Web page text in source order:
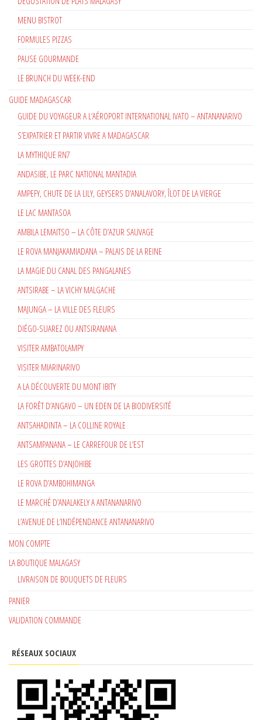
MENU BISTROT
FORMULES PIZZAS
PAUSE GOURMANDE
LE BRUNCH DU WEEK-END
GUIDE MADAGASCAR
GUIDE DU VOYAGEUR A L’AÉROPORT INTERNATIONAL IVATO – ANTANANARIVO
S’EXPATRIER ET PARTIR VIVRE A MADAGASCAR
LA MYTHIQUE RN7
ANDASIBE, LE PARC NATIONAL MANTADIA
AMPEFY, CHUTE DE LA LILY, GEYSERS D’ANALAVORY, ÎLOT DE LA VIERGE
LE LAC MANTASOA
AMBILA LEMAITSO – LA CÔTE D’AZUR SAUVAGE
LE ROVA MANJAKAMIADANA – PALAIS DE LA REINE
LA MAGIE DU CANAL DES PANGALANES
ANTSIRABE – LA VICHY MALGACHE
MAJUNGA – LA VILLE DES FLEURS
DIÉGO-SUAREZ OU ANTSIRANANA
VISITER AMBATOLAMPY
VISITER MIARINARIVO
A LA DÉCOUVERTE DU MONT IBITY
LA FORÊT D’ANGAVO – UN EDEN DE LA BIODIVERSITÉ
ANTSAHADINTA – LA COLLINE ROYALE
ANTSAMPANANA – LE CARREFOUR DE L’EST
LES GROTTES D’ANJOHIBE
LE ROVA D’AMBOHIMANGA
LE MARCHÉ D’ANALAKELY A ANTANANARIVO
L’AVENUE DE L’INDÉPENDANCE ANTANANARIVO
MON COMPTE
LA BOUTIQUE MALAGASY
LIVRAISON DE BOUQUETS DE FLEURS
PANIER
VALIDATION COMMANDE
RÉSEAUX SOCIAUX